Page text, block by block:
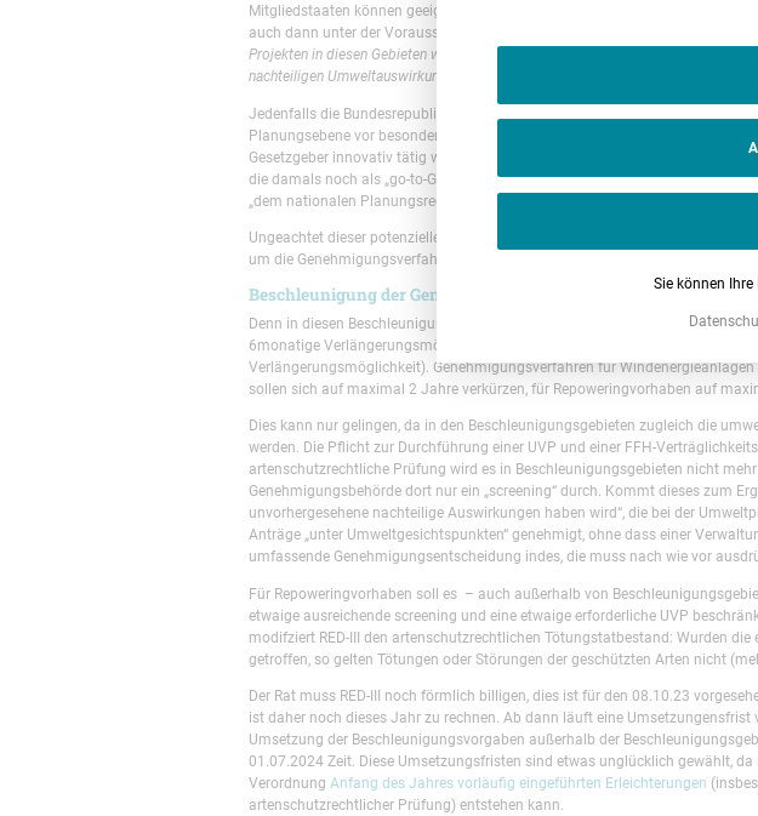
Mitgliedstaaten können geeignete Gebiete, die bereits ausgewiesen sind, zu
auch dann unter der Voraussetzung, dass für das Gebiete eine stratgische
Projekten in diesen Gebieten werden angemessene und verhältnismäßige Regeln
nachteiligen Umweltauswirkungen entgegenzuwirken.“
Jedenfalls die Bundesrepublik dürften vor allem das „Hochzonen“
Planungsebene vor besondere Herausforderungen stellen. Um das
Gesetzgeber innovativ tätig werden müssen. Der Bundesrat hatte bereits zum
die damals noch als „go-to-Gebiete“ bezeichneten Beschleunigungsgebiete
„dem nationalen Planungsrecht fremd“ sei.
Ungeachtet dieser potenziellen planungsrechtlichen Hürden: Diese
um die Genehmigungsverfahren insbesondere für die Windenergie massiv zu
Beschleunigung der Genehmigungsverfahren
Denn in diesen Beschleunigungsgebieten sollen die Genehmigungsverfahren
6monatige Verlängerungsmöglichkeit) dauern. Für Repowering-Vorhaben
Verlängerungsmöglichkeit). Genehmigungsverfahren für
sollen sich auf maximal 2 Jahre verkürzen, für Repoweringvorhaben auf
Dies kann nur gelingen, da in den Beschleunigungsgebieten zugleich die
werden. Die Pflicht zur Durchführung einer UVP und einer FFH-
artenschutzrechtliche Prüfung wird es in Beschleunigungsgebieten nicht
Genehmigungsbehörde dort nur ein „screening“ durch. Kommt dieses zum
unvorhergesehene nachteilige Auswirkungen haben wird“, die bei der
Anträge „unter Umweltgesichtspunkten“ genehmigt, ohne dass einer
umfassende Genehmigungsentscheidung indes, die muss nach wie vor
Für Repoweringvorhaben soll es – auch außerhalb von
etwaige ausreichende screening und eine etwaige erforderliche UVP
modifziert RED-III den artenschutzrechtlichen Tötungstatbestand: Wurden
getroffen, so gelten Tötungen oder Störungen der geschützten Arten nicht
Der Rat muss RED-III noch förmlich billigen, dies ist für den 08.10.23
ist daher noch dieses Jahr zu rechnen. Ab dann läuft eine
Umsetzung der Beschleunigungsvorgaben außerhalb der
01.07.2024 Zeit. Diese Umsetzungsfristen sind etwas unglücklich gewählt,
Verordnung Anfang des Jahres vorläufig eingeführten Erleichterungen
artenschutzrechtlicher Prüfung) entstehen kann.
Sie können